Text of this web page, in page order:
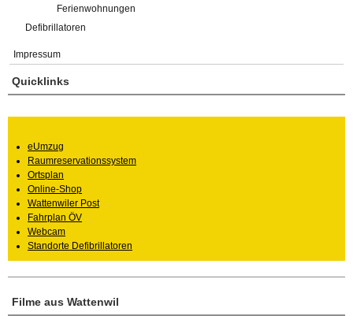
Ferienwohnungen
Defibrillatoren
Impressum
Filme aus Wattenwil
Quicklinks
eUmzug
Raumreservationssystem
Ortsplan
Online-Shop
Wattenwiler Post
Fahrplan ÖV
Webcam
Standorte Defibrillatoren